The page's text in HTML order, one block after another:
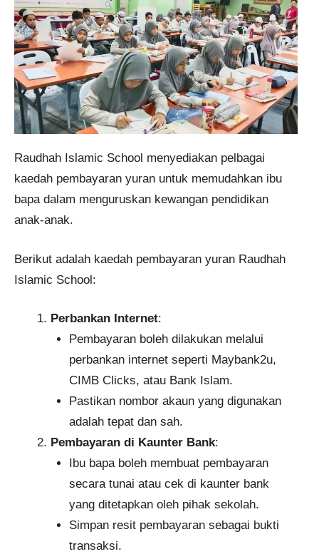
Raudhah Islamic School menyediakan pelbagai
kaedah pembayaran yuran untuk memudahkan ibu
bapa dalam menguruskan kewangan pendidikan
anak-anak.
Berikut adalah kaedah pembayaran yuran Raudhah
Islamic School:
Perbankan Internet:
Pembayaran boleh dilakukan melalui
perbankan internet seperti Maybank2u,
CIMB Clicks, atau Bank Islam.
Pastikan nombor akaun yang digunakan
adalah tepat dan sah.
Pembayaran di Kaunter Bank:
Ibu bapa boleh membuat pembayaran
secara tunai atau cek di kaunter bank
yang ditetapkan oleh pihak sekolah.
Simpan resit pembayaran sebagai bukti
transaksi.